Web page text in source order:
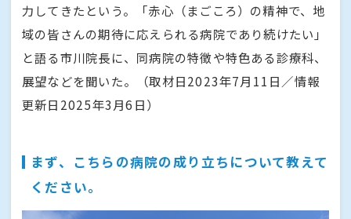
力してきたという。「赤心（まごころ）の精神で、地
域の皆さんの期待に応えられる病院であり続けたい」
と語る市川院長に、同病院の特徴や特色ある診療科、
展望などを聞いた。（取材日2023年7月11日／情報
更新日2025年3月6日）
まず、こちらの病院の成り立ちについて教えて
ください。